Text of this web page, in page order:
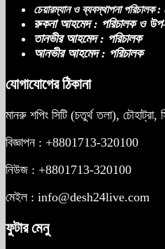
চেয়ারম্যান ও ব্যবস্থাপনা পরিচালক
রুকনা আহমেদ : পরিচালক ও উপ-
তানভীর আহমেদ : পরিচালক
আনভীর আহমেদ : পরিচালক
যোগাযোগের ঠিকানা
মানরু শপিং সিটি (চতুর্থ তলা),
বিজ্ঞাপন : +8801713-320100
নিউজ : +8801713-320100
মেইল : info@desh24live.com
ফুটার মেনু